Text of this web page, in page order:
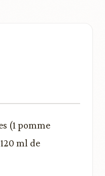
(1 pomme
ml de